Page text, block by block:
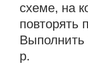
схеме, на
повторять
Выполнить
р.